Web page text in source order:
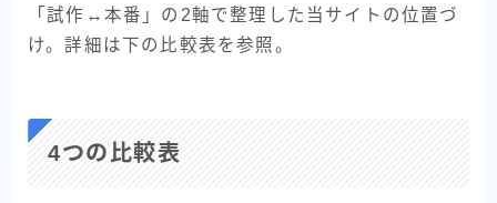
「試作↔本番」の2軸で整理した当サイトの位置づ
け。詳細は下の比較表を参照。
4つの比較表